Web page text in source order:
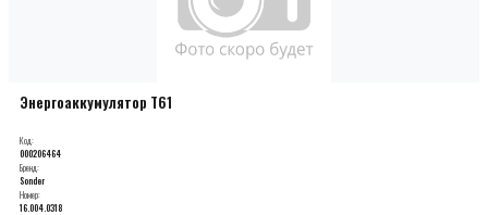
Энергоаккумулятор T61
Код:
000206464
Бренд:
Sonder
Номер:
16.004.0318